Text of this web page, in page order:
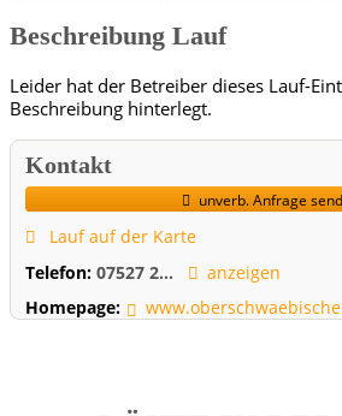
Beschreibung Lauf
Leider hat der Betreiber dieses Lauf-
Beschreibung hinterlegt.
Kontakt
unverb. Anfrage
Lauf auf der Karte
Telefon: 07527 2...
anzeigen
Homepage: